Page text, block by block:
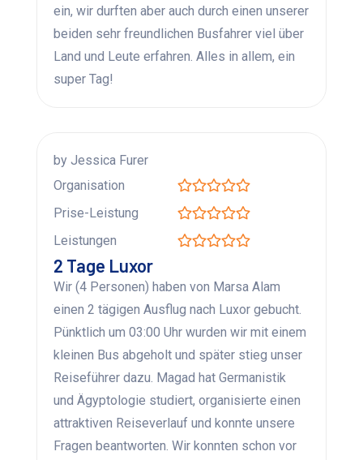
ein, wir durften aber auch durch einen unserer
beiden sehr freundlichen Busfahrer viel über
Land und Leute erfahren. Alles in allem, ein
super Tag!
by Jessica Furer
Organisation
Prise-Leistung
Leistungen
2 Tage Luxor
Wir (4 Personen) haben von Marsa Alam
einen 2 tägigen Ausflug nach Luxor gebucht.
Pünktlich um 03:00 Uhr wurden wir mit einem
kleinen Bus abgeholt und später stieg unser
Reiseführer dazu. Magad hat Germanistik
und Ägyptologie studiert, organisierte einen
attraktiven Reiseverlauf und konnte unsere
Fragen beantworten. Wir konnten schon vor